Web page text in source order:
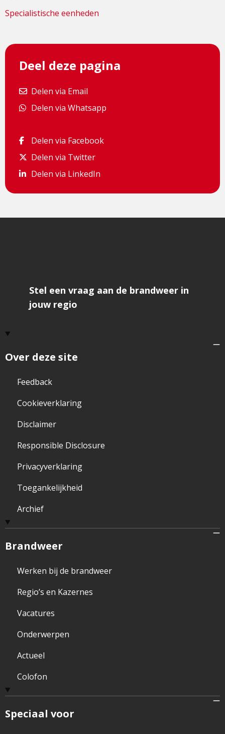
Specialistische eenheden
Deel deze pagina
Delen via Email
Delen via Email
Delen via Whatsapp
Delen via Whatsapp
Delen via Facebook
Delen via Facebook
Delen via Twitter
Delen via Twitter
Delen via LinkedIn
Delen via LinkedIn
Over deze site
Feedback
Cookieverklaring
Disclaimer
Responsible Disclosure
Privacyverklaring
Toegankelijkheid
Archief
Brandweer
Werken bij de brandweer
Regio’s en Kazernes
Vacatures
Onderwerpen
Actueel
Colofon
Speciaal voor
Stel een vraag aan de brandweer in
jouw regio